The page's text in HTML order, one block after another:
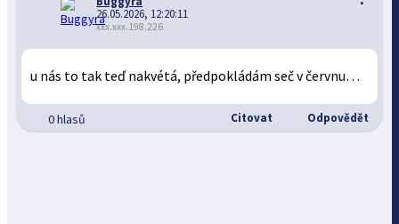
26.05.2026, 12:20:11
xxx.xxx.198.226
u nás to tak teď nakvétá, předpokládám seč v červnu…
0 hlasů Citovat Odpovědět